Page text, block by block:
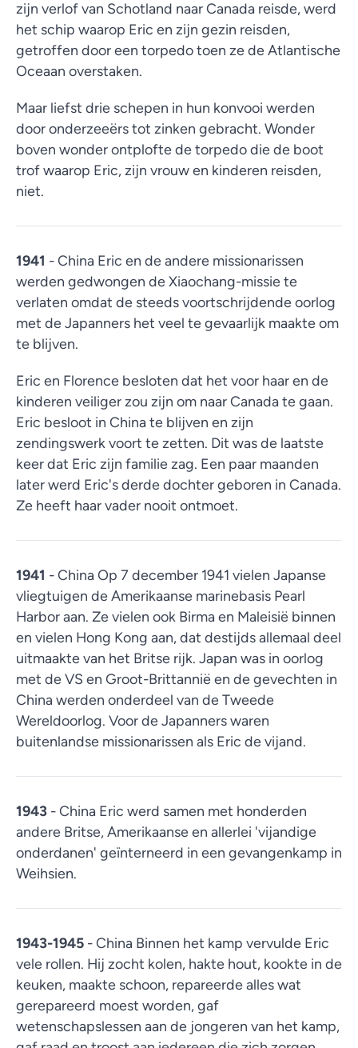
zijn verlof van Schotland naar Canada reisde, werd
het schip waarop Eric en zijn gezin reisden,
getroffen door een torpedo toen ze de Atlantische
Oceaan overstaken.
Maar liefst drie schepen in hun konvooi werden
door onderzeeërs tot zinken gebracht. Wonder
boven wonder ontplofte de torpedo die de boot
trof waarop Eric, zijn vrouw en kinderen reisden,
niet.
1941 - China Eric en de andere missionarissen
werden gedwongen de Xiaochang-missie te
verlaten omdat de steeds voortschrijdende oorlog
met de Japanners het veel te gevaarlijk maakte om
te blijven.
Eric en Florence besloten dat het voor haar en de
kinderen veiliger zou zijn om naar Canada te gaan.
Eric besloot in China te blijven en zijn
zendingswerk voort te zetten. Dit was de laatste
keer dat Eric zijn familie zag. Een paar maanden
later werd Eric's derde dochter geboren in Canada.
Ze heeft haar vader nooit ontmoet.
1941 - China Op 7 december 1941 vielen Japanse
vliegtuigen de Amerikaanse marinebasis Pearl
Harbor aan. Ze vielen ook Birma en Maleisië binnen
en vielen Hong Kong aan, dat destijds allemaal deel
uitmaakte van het Britse rijk. Japan was in oorlog
met de VS en Groot-Brittannië en de gevechten in
China werden onderdeel van de Tweede
Wereldoorlog. Voor de Japanners waren
buitenlandse missionarissen als Eric de vijand.
1943 - China Eric werd samen met honderden
andere Britse, Amerikaanse en allerlei 'vijandige
onderdanen' geïnterneerd in een gevangenkamp in
Weihsien.
1943-1945 - China Binnen het kamp vervulde Eric
vele rollen. Hij zocht kolen, hakte hout, kookte in de
keuken, maakte schoon, repareerde alles wat
gerepareerd moest worden, gaf
wetenschapslessen aan de jongeren van het kamp,